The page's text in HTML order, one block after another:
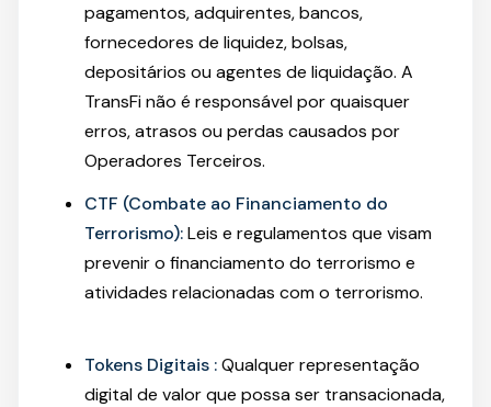
pagamentos, adquirentes, bancos,
fornecedores de liquidez, bolsas,
depositários ou agentes de liquidação. A
TransFi não é responsável por quaisquer
erros, atrasos ou perdas causados por
Operadores Terceiros.
CTF (Combate ao Financiamento do
Terrorismo):Leis e regulamentos que visam
prevenir o financiamento do terrorismo e
atividades relacionadas com o terrorismo.
Tokens Digitais :Qualquer representação
digital de valor que possa ser transacionada,